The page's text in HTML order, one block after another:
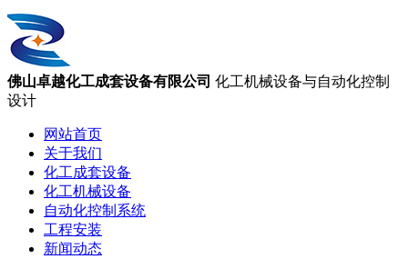
佛山卓越化工成套设备有限公司 化工机械设备与自动化控制
设计
网站首页
关于我们
化工成套设备
化工机械设备
自动化控制系统
工程安装
新闻动态